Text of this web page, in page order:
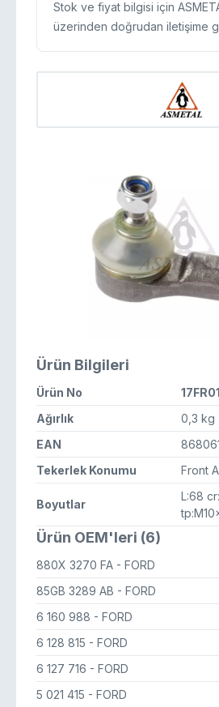
Stok ve fiyat bilgisi için
üzerinden doğrudan iletişime
Ürün Bilgileri
Ürün No
Ağırlık
0,3 kg
EAN
Tekerlek Konumu
Front
Boyutlar
L:68
Ürün OEM'leri (6)
880X 3270 FA - FORD
85GB 3289 AB - FORD
6 160 988 - FORD
6 128 815 - FORD
6 127 716 - FORD
5 021 415 - FORD